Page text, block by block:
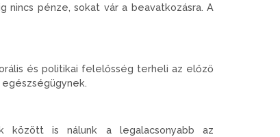
pénze, sokat vár a beavatkozásra. A
és politikai felelősség terheli az előző
között is nálunk a legalacsonyabb az